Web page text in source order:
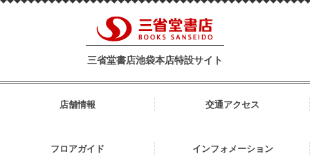
三省堂書店池袋本店特設サイト
店舗情報 交通アクセス
フロアガイド インフォメーション